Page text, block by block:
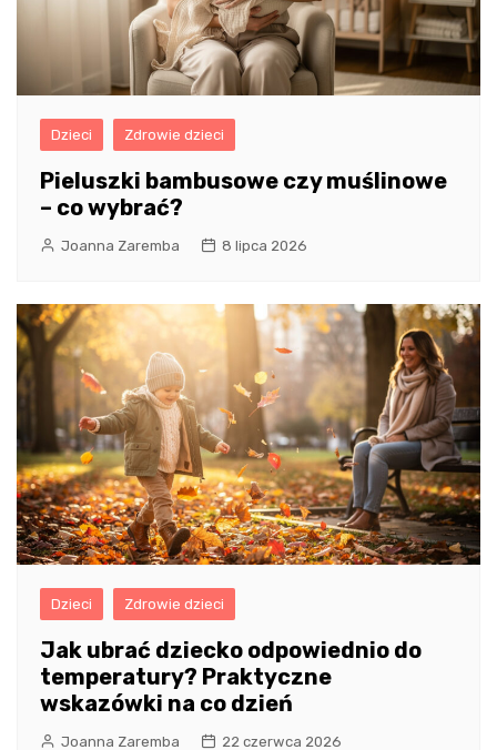
Dzieci Zdrowie dzieci
Pieluszki bambusowe czy muślinowe
– co wybrać?
Joanna Zaremba 8 lipca 2026
Dzieci Zdrowie dzieci
Jak ubrać dziecko odpowiednio do
temperatury? Praktyczne
wskazówki na co dzień
Joanna Zaremba 22 czerwca 2026